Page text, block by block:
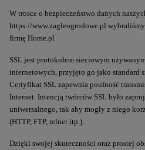
W trosce o bezpieczeństwo danych
https://www.zagleogrodowe.pl
firmę Home.pl
SSL jest protokołem sieciowym
internetowych, przyjęto go jako standard
Certyfikat SSL zapewnia poufność
Internet. Intencją twórców SSL było
uniwersalnego, tak aby mogły z niego
(HTTP, FTP, telnet itp.).
Dzięki swojej skuteczności oraz prostej